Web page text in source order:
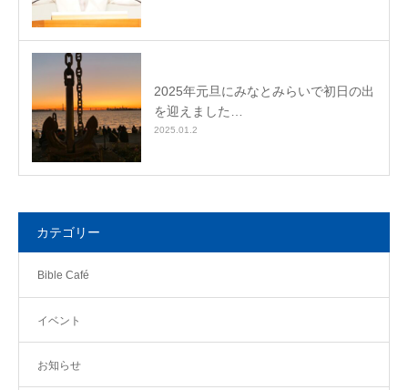
2025年元旦にみなとみらいで初日の出
を迎えました…
2025.01.2
カテゴリー
Bible Café
イベント
お知らせ